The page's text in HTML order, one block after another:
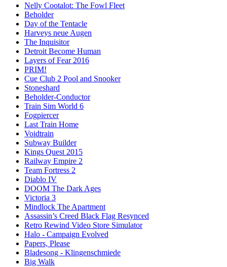
Nelly Cootalot: The Fowl Fleet
Beholder
Day of the Tentacle
Harveys neue Augen
The Inquisitor
Detroit Become Human
Layers of Fear 2016
PRIM!
Cue Club 2 Pool and Snooker
Stoneshard
Beholder-Conductor
Train Sim World 6
Fogpiercer
Last Train Home
Voidtrain
Subway Builder
Kings Quest 2015
Railway Empire 2
Team Fortress 2
Diablo IV
DOOM The Dark Ages
Victoria 3
Mindlock The Apartment
Assassin’s Creed Black Flag Resynced
Retro Rewind Video Store Simulator
Halo - Campaign Evolved
Papers, Please
Bladesong - Klingenschmiede
Big Walk